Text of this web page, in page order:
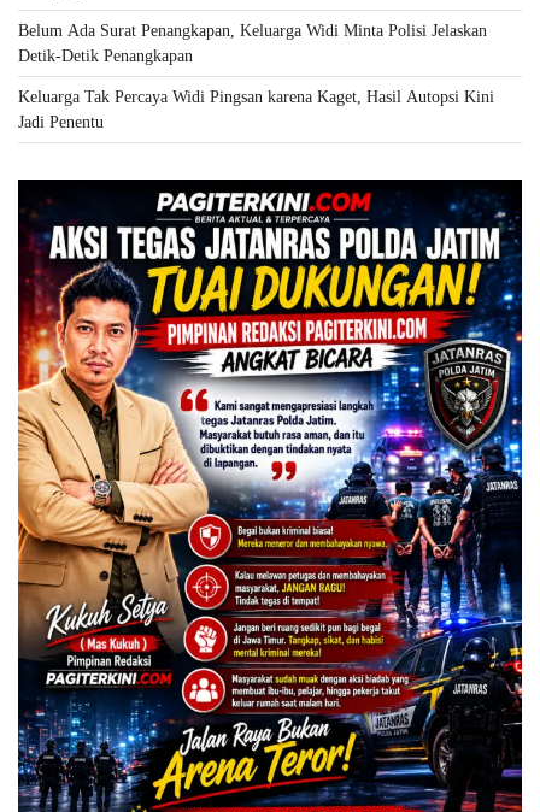
Belum Ada Surat Penangkapan, Keluarga Widi Minta Polisi Jelaskan
Detik-Detik Penangkapan
Keluarga Tak Percaya Widi Pingsan karena Kaget, Hasil Autopsi Kini
Jadi Penentu